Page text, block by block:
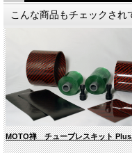
こんな商品もチェックされ
MOTO禅 チューブレスキット